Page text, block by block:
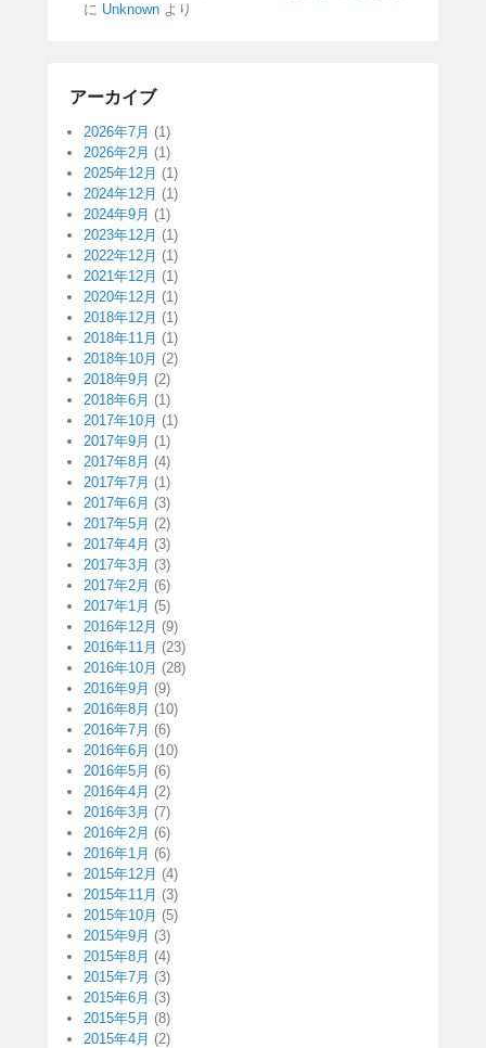
に Unknown より
アーカイブ
2026年7月 (1)
2026年2月 (1)
2025年12月 (1)
2024年12月 (1)
2024年9月 (1)
2023年12月 (1)
2022年12月 (1)
2021年12月 (1)
2020年12月 (1)
2018年12月 (1)
2018年11月 (1)
2018年10月 (2)
2018年9月 (2)
2018年6月 (1)
2017年10月 (1)
2017年9月 (1)
2017年8月 (4)
2017年7月 (1)
2017年6月 (3)
2017年5月 (2)
2017年4月 (3)
2017年3月 (3)
2017年2月 (6)
2017年1月 (5)
2016年12月 (9)
2016年11月 (23)
2016年10月 (28)
2016年9月 (9)
2016年8月 (10)
2016年7月 (6)
2016年6月 (10)
2016年5月 (6)
2016年4月 (2)
2016年3月 (7)
2016年2月 (6)
2016年1月 (6)
2015年12月 (4)
2015年11月 (3)
2015年10月 (5)
2015年9月 (3)
2015年8月 (4)
2015年7月 (3)
2015年6月 (3)
2015年5月 (8)
2015年4月 (2)